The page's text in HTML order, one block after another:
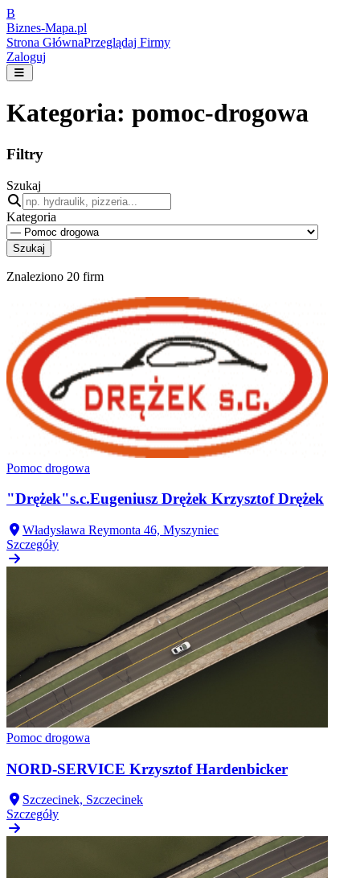
B
Biznes-Mapa.pl
Strona GłównaPrzeglądaj Firmy
Zaloguj
Kategoria: pomoc-drogowa
Filtry
Szukaj
Kategoria
Szukaj
Znaleziono 20 firm
Pomoc drogowa
"Drężek"s.c.Eugeniusz Drężek Krzysztof Drężek
Władysława Reymonta 46, Myszyniec
Szczegóły
Pomoc drogowa
NORD-SERVICE Krzysztof Hardenbicker
Szczecinek, Szczecinek
Szczegóły